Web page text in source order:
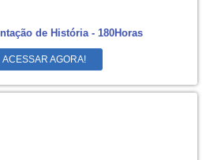
de História - 180Horas
ACESSAR AGORA!